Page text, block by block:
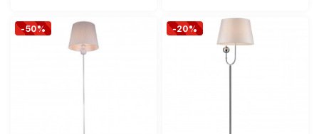
-50% -20%